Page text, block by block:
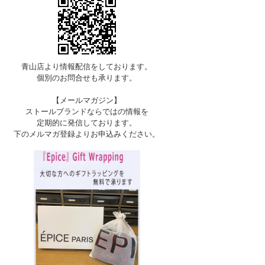
C-STONE（完売）
青山店より情報配信をしております。
個別のお問合せも承ります。
【メールマガジン】
ストールブランドならではの情報を
定期的に発信しております。
下のメルマガ登録よりお申込みください。